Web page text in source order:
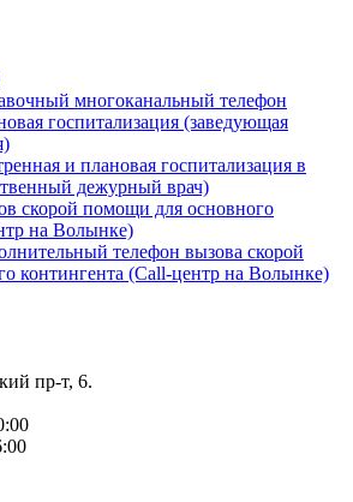
многоканальный телефон
госпитализация (заведующая
и плановая госпитализация в
дежурный врач)
скорой помощи для основного
на Волынке)
телефон вызова скорой
контингента (Call-центр на Волынке)
пр-т, 6.